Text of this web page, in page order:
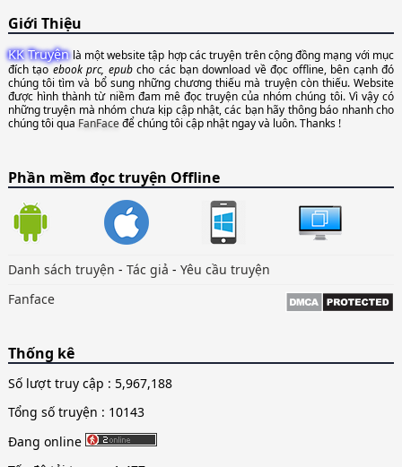
Giới Thiệu
KK Truyệnlà một website tập hợp các truyện trên cộng đồng mạng với mục
đích tạoebook prc, epubcho các bạn download về đọc offline, bên cạnh đó
chúng tôi tìm và bổ sung những chương thiếu mà truyện còn thiếu. Website
được hình thành từ niềm đam mê đọc truyện của nhóm chúng tôi. Vì vậy có
những truyện mà nhóm chưa kịp cập nhật, các bạn hãy thông báo nhanh cho
chúng tôi qua FanFaceđể chúng tôi cập nhật ngay và luôn. Thanks !
Phần mềm đọc truyện Offline
Danh sách truyện - Tác giả - Yêu cầu truyện
Fanface
Thống kê
Số lượt truy cập : 5,967,188
Tổng số truyện : 10143
Đang online